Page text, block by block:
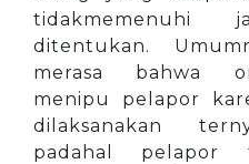
ditentukan.
merasa bahwa
menipu pelapor
dilaksanakan
padahal pelapor